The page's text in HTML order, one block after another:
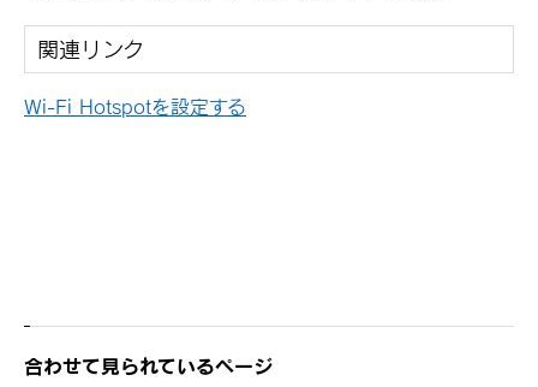
関連リンク
Wi-Fi Hotspotを設定する
合わせて見られているページ